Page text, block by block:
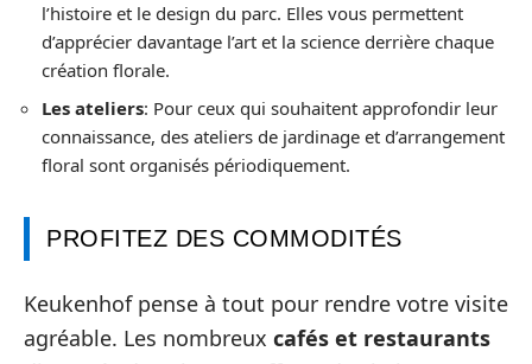
l’histoire et le design du parc. Elles vous permettent
d’apprécier davantage l’art et la science derrière chaque
création florale.
Les ateliers: Pour ceux qui souhaitent approfondir leur
connaissance, des ateliers de jardinage et d’arrangement
floral sont organisés périodiquement.
PROFITEZ DES COMMODITÉS
Keukenhof pense à tout pour rendre votre visite
agréable. Les nombreux cafés et restaurants